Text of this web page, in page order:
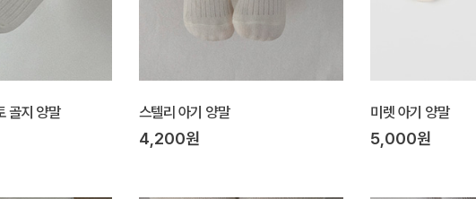
골지 양말 스텔리 아기 양말
4,200원
미렛 아기 양말
5,000원